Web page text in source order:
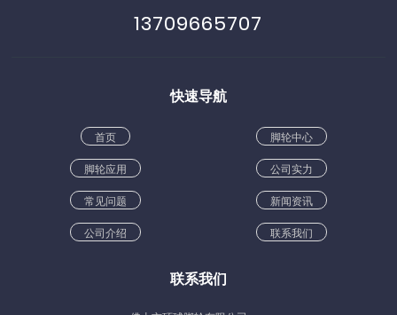
13709665707
快速导航
首页 脚轮中心
脚轮应用 公司实力
常见问题 新闻资讯
公司介绍 联系我们
联系我们